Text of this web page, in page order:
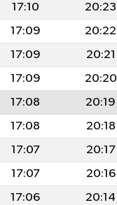
17:10 20:23
17:09 20:22
17:09 20:21
17:09 20:20
17:08 20:19
17:08 20:18
17:07 20:17
17:07 20:16
17:06 20:14